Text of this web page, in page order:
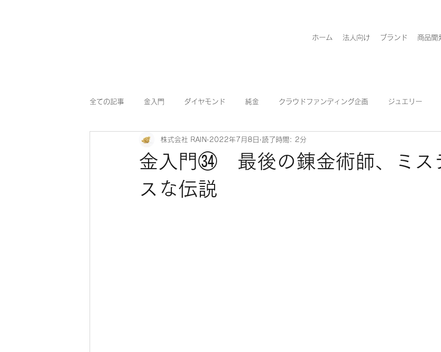
ホーム 法人向け ブランド 商品開
全ての記事 金入門 ダイヤモンド 純金 クラウドファンディング企画 ジュエリー
金入門㉞ 最後の錬金術師、ミス
スな伝説
株式会社 RAIN 2022年7月8日 読了時間: 2分